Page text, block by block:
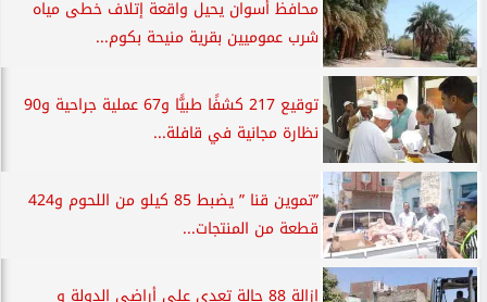
محافظ أسوان يحيل واقعة إتلاف خطى مياه
شرب عموميين بقرية منيحة بكوم...
توقيع 217 كشفًا طبيًّا و67 عملية جراحية و90
نظارة مجانية في قافلة...
”تموين قنا ” يضبط 85 كيلو من اللحوم و424
قطعة من المنتجات...
إزالة 88 حالة تعدي على أراضي الدولة و